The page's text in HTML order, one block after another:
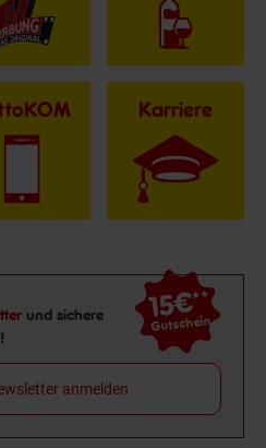
Karriere
und sichere
15€**
Gutschein
anmelden